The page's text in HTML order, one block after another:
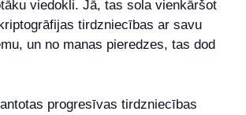
viedokli. Jā, tas sola vienkāršot
tirdzniecības ar savu
un no manas pieredzes, tas dod
progresīvas tirdzniecības